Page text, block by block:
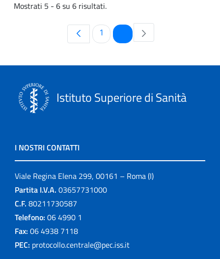
Mostrati 5 - 6 su 6 risultati.
Pagina
1 Pagina
Istituto Superiore di Sanità
I NOSTRI CONTATTI
Viale Regina Elena 299, 00161 – Roma (I)
Partita I.V.A. 03657731000
C.F. 80211730587
Telefono: 06 4990 1
Fax: 06 4938 7118
PEC: protocollo.centrale@pec.iss.it